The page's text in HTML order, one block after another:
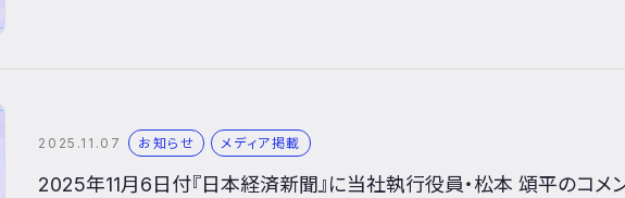
2025.11.07 お知らせ メディア掲載
2025年11月6日付『日本経済新聞』に当社執行役員・松本 頌平のコメ